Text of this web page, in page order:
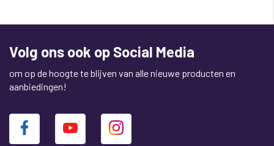
Volg ons ook op Social Media
om op de hoogte te blijven van alle nieuwe producten en
aanbiedingen!